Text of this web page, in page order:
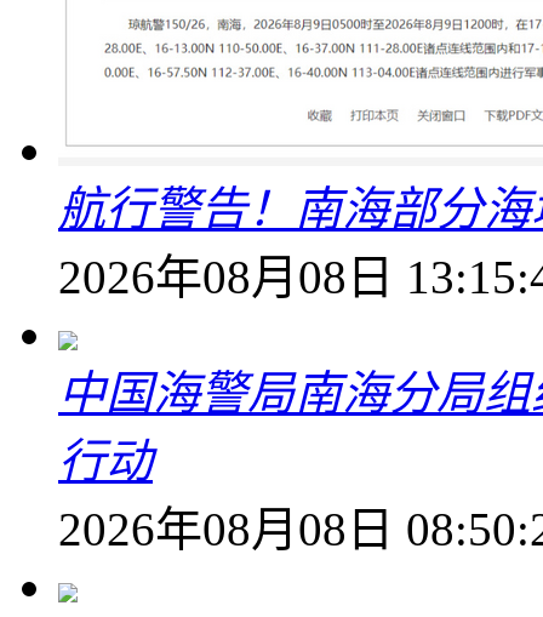
航行警告！南海部分
2026年08月08日
中国海警局南海分局
行动
2026年08月08日